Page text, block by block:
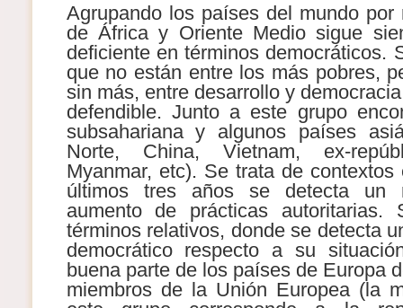
Agrupando los países del mundo por
de África y Oriente Medio sigue
deficiente en términos democráticos.
que no están entre los más pobres,
sin más, entre desarrollo y
defendible. Junto a este grupo
subsahariana y algunos países
Norte, China, Vietnam, ex-
Myanmar, etc). Se trata de
últimos tres años se detecta un
aumento de prácticas autoritarias.
términos relativos, donde se detecta
democrático respecto a su
buena parte de los países de Europa
miembros de la Unión Europea (la